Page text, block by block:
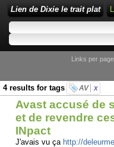
Lien de Dixie le trait plat
Links per
4 results for tags
AV x
Avast accusé de
et de revendre
INpact
J'avais vu ça http://